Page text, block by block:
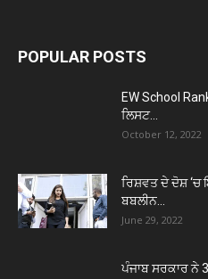
POPULAR POSTS
EW School
ਲਿਸਟ...
October 12, 2022
ਰਿਸ਼ਵਤ ਦੇ ਦੋਸ਼
ਬਬਲੀਨ...
June 29, 2022
ਪੰਜਾਬ ਸਰਕਾਰ ਨੇ